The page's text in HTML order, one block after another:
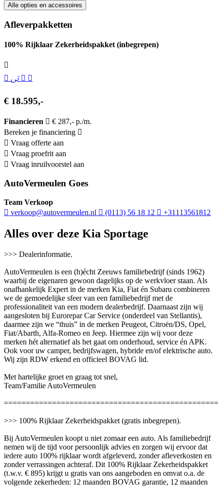
Alle opties en accessoires
Afleverpakketten
100% Rijklaar Zekerheidspakket (inbegrepen)
€ 18.595,-
Financieren
€ 287,- p./m.
Bereken je financiering
Vraag offerte aan
Vraag proefrit aan
Vraag inruilvoorstel aan
AutoVermeulen Goes
Team Verkoop
verkoop@autovermeulen.nl
(0113) 56 18 12 +31113561812
Alles over deze Kia Sportage
>>> Dealerinformatie.
AutoVermeulen is een (h)écht Zeeuws familiebedrijf (sinds 1962)
waarbij de eigenaren gewoon dagelijks op de werkvloer staan. Als
onafhankelijk Expert in de merken Kia, Fiat én Subaru combineren
we de gemoedelijke sfeer van een familiebedrijf met de
professionaliteit van een modern dealerbedrijf. Daarnaast zijn wij
aangesloten bij Eurorepar Car Service (onderdeel van Stellantis),
daarmee zijn we “thuis” in de merken Peugeot, Citroën/DS, Opel,
Fiat/Abarth, Alfa-Romeo en Jeep. Hiermee zijn wij voor deze
merken hét alternatief als het gaat om onderhoud, service én APK.
Ook voor uw camper, bedrijfswagen, hybride en/of elektrische auto.
Wij zijn RDW erkend en officieel BOVAG lid.
Met hartelijke groet en graag tot snel,
Team/Familie AutoVermeulen
>>> 100% Rijklaar Zekerheidspakket (gratis inbegrepen).
Bij AutoVermeulen koopt u niet zomaar een auto. Als familiebedrijf
nemen wij de tijd voor persoonlijk advies en zorgen wij ervoor dat
iedere auto 100% rijklaar wordt afgeleverd, zonder afleverkosten en
zonder verrassingen achteraf. Dit 100% Rijklaar Zekerheidspakket
(t.w.v. € 895) krijgt u gratis van ons aangeboden en omvat o.a. de
volgende zekerheden: 12 maanden BOVAG garantie, 12 maanden